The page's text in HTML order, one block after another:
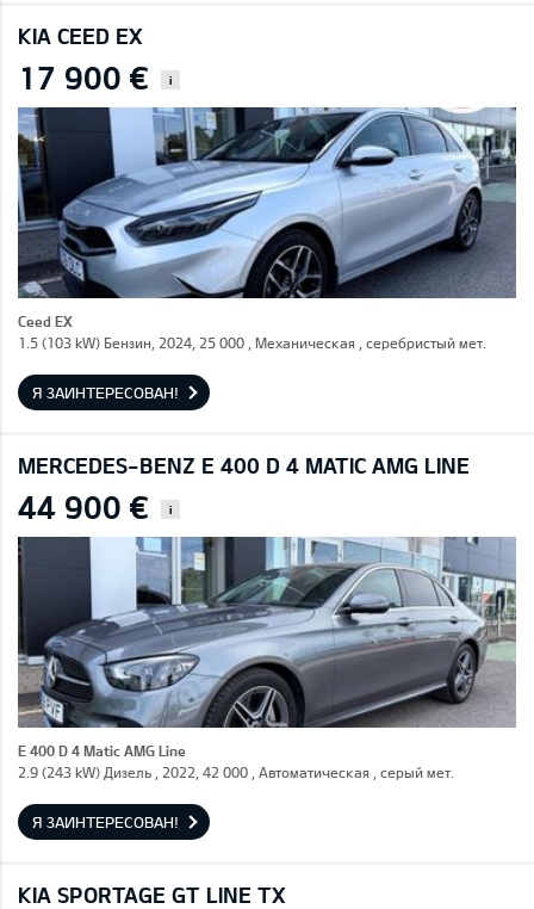
KIA CEED EX
17 900 € i
Ceed EX
1.5 (103 kW) Бензин, 2024, 25 000 , Механическая , серебристый мет.
Я ЗАИНТЕРЕСОВАН!
MERCEDES-BENZ E 400 D 4 MATIC AMG LINE
44 900 € i
E 400 D 4 Matic AMG Line
2.9 (243 kW) Дизель , 2022, 42 000 , Автоматическая , серый мет.
Я ЗАИНТЕРЕСОВАН!
KIA SPORTAGE GT LINE TX